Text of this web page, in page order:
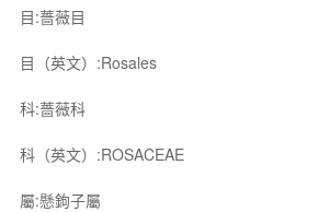
目:薔薇目
目（英文）:Rosales
科:薔薇科
科（英文）:ROSACEAE
屬:懸鉤子屬